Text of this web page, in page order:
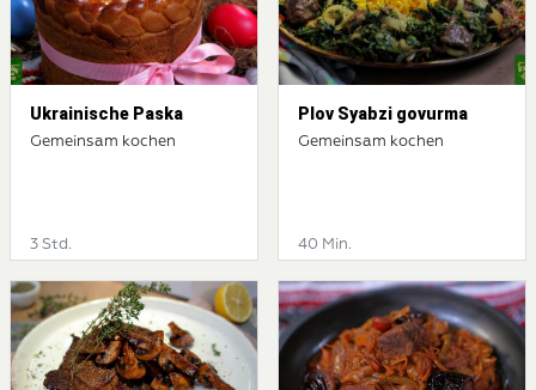
Ukrainische Paska
Gemeinsam kochen
3 Std.
Plov Syabzi govurma
Gemeinsam kochen
40 Min.